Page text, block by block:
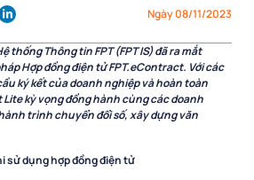
Ngày 08/11/2023
thống Thông tin FPT (FPT IS) đã ra mắt
Hợp đồng điện tử FPT.eContract. Với các
ký kết của doanh nghiệp và hoàn toàn
kỳ vọng đồng hành cùng các doanh
trình chuyển đổi số, xây dựng văn
sử dụng hợp đồng điện tử